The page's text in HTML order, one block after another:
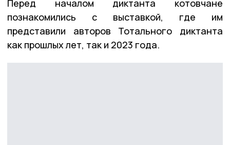
Перед началом диктанта котовчане
познакомились с выставкой, где им
представили авторов Тотального диктанта
как прошлых лет, так и 2023 года.